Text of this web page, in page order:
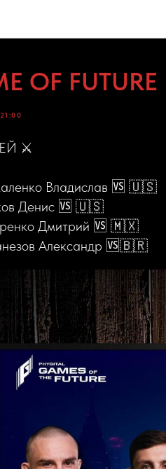
OF FUTURE
⚔
Владислав 🆚 🇺🇸
Денис 🆚 🇺🇸
Дмитрий 🆚 🇲🇽
Александр 🆚🇧🇷